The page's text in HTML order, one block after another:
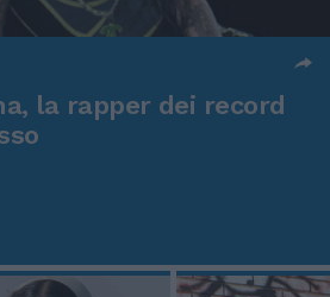
la rapper dei record